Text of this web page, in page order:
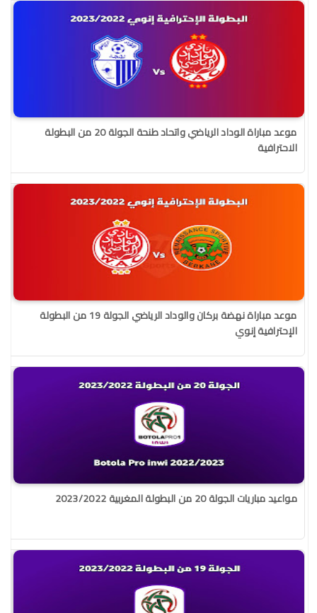
موعد مباراة الوداد الرياضي واتحاد طنحة الجولة 20 من البطولة
الاحترافية
موعد مباراة نهضة بركان والوداد الرياضي الجولة 19 من البطولة
الإحترافية إنوي
مواعيد مباريات الجولة 20 من البطولة المغربية 2023/2022